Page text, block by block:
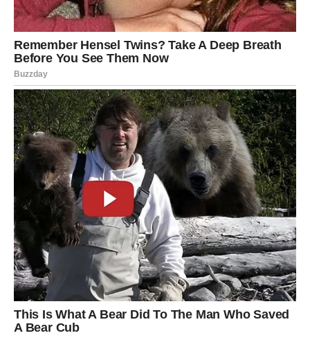
prije utiskivanja.
Priprema Kreme
1. Miješanje Sastojaka
Sljedeći korak je priprema kreme, koja se sastoji od
kondenziranog mlijeka i čistog jogurta.
U većoj zdjeli pomiješajte konzervu kondenziranog
mlijeka s jednom litrom čistog jogurta.
Miješajte energično dok smjesa ne postane
homogena.
Napomena: Kondenzirano mlijeko je vrlo gusto i
slatko, stoga je važno ravnomjerno ga umiješati s
jogurtom kako bi se postigla ujednačena tekstura i